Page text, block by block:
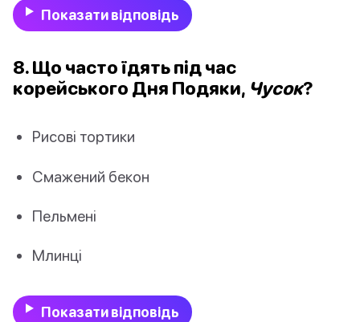
Показати відповідь
8. Що часто їдять під час
корейського Дня Подяки, Чусок?
Рисові тортики
Смажений бекон
Пельмені
Млинці
Показати відповідь